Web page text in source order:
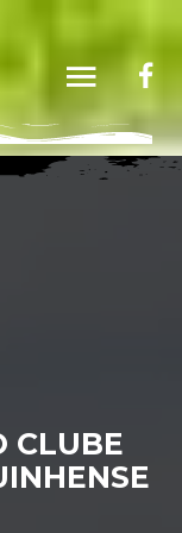
CLUBE